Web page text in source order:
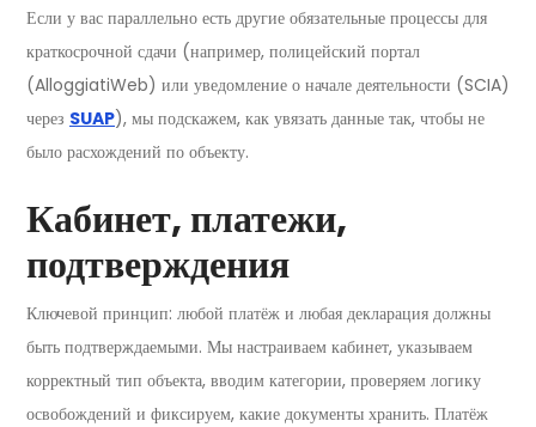
Если у вас параллельно есть другие обязательные процессы для
краткосрочной сдачи (например, полицейский портал
(AlloggiatiWeb) или уведомление о начале деятельности (SCIA)
через SUAP), мы подскажем, как увязать данные так, чтобы не
было расхождений по объекту.
Кабинет, платежи,
подтверждения
Ключевой принцип: любой платёж и любая декларация должны
быть подтверждаемыми. Мы настраиваем кабинет, указываем
корректный тип объекта, вводим категории, проверяем логику
освобождений и фиксируем, какие документы хранить. Платёж